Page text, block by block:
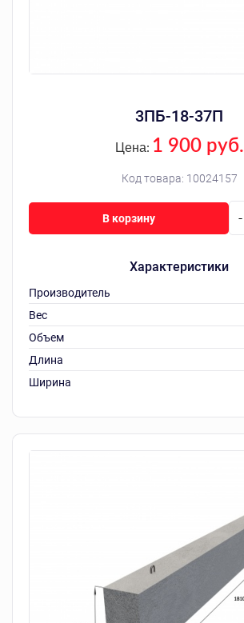
3ПБ-18-37П
Код товара: 10024157
Цена: 1 900 руб.
Характеристики
Производитель
Вес
Объем
Длина
Ширина
-
В корзину